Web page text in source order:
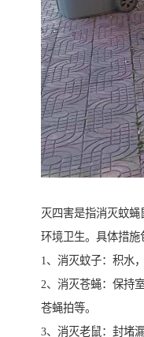
灭四害是指消灭蚊
环境卫生。具体措施
1、消灭蚊子：积水
2、消灭苍蝇：保持
苍蝇拍等。
3、消灭老鼠：封堵